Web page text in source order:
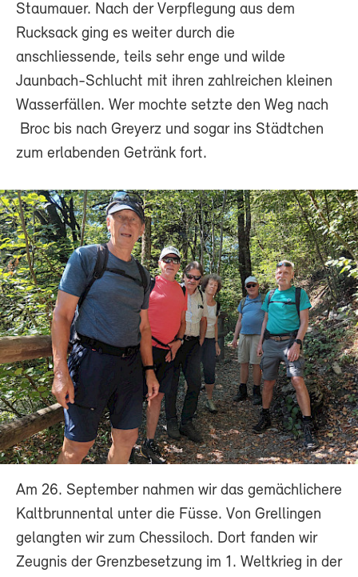
Staumauer. Nach der Verpflegung aus dem
Rucksack ging es weiter durch die
anschliessende, teils sehr enge und wilde
Jaunbach-Schlucht mit ihren zahlreichen kleinen
Wasserfällen. Wer mochte setzte den Weg nach
Broc bis nach Greyerz und sogar ins Städtchen
zum erlabenden Getränk fort.
Am 26. September nahmen wir das gemächlichere
Kaltbrunnental unter die Füsse. Von Grellingen
gelangten wir zum Chessiloch. Dort fanden wir
Zeugnis der Grenzbesetzung im 1. Weltkrieg in der